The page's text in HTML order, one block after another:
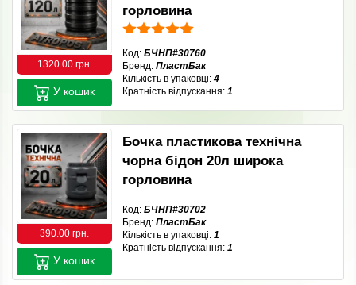
1320.00 грн.
горловина
Код: БЧНП#30760
Бренд: ПластБак
Кількість в упаковці: 4
Кратність відпускання: 1
У кошик
390.00 грн.
Бочка пластикова технічна
чорна бідон 20л широка
горловина
Код: БЧНП#30702
Бренд: ПластБак
Кількість в упаковці: 1
Кратність відпускання: 1
У кошик